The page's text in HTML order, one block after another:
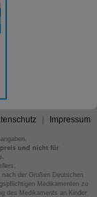
Impressum
und nicht für
der Großen Deutschen
Medikamenten zu
des Medikaments an Kinder